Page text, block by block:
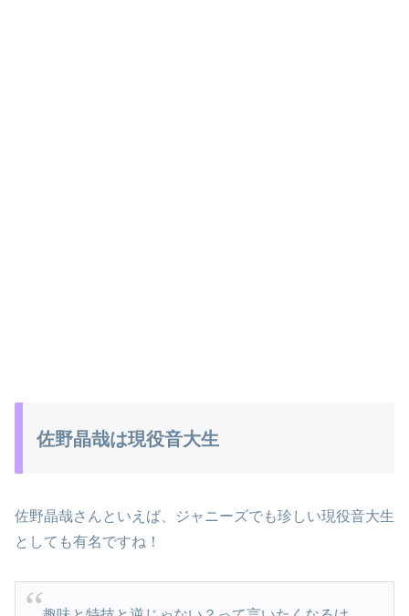
佐野晶哉は現役音大生
佐野晶哉さんといえば、ジャニーズでも珍しい現役音大生
としても有名ですね！